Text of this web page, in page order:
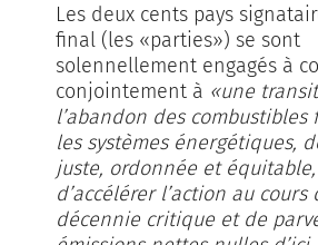
Les deux cents pays
final (les «parties») se sont
solennellement engagés à
conjointement à «une
l’abandon des combustibles
les systèmes énergétiques,
juste, ordonnée et
d’accélérer l’action au cours
décennie critique et de